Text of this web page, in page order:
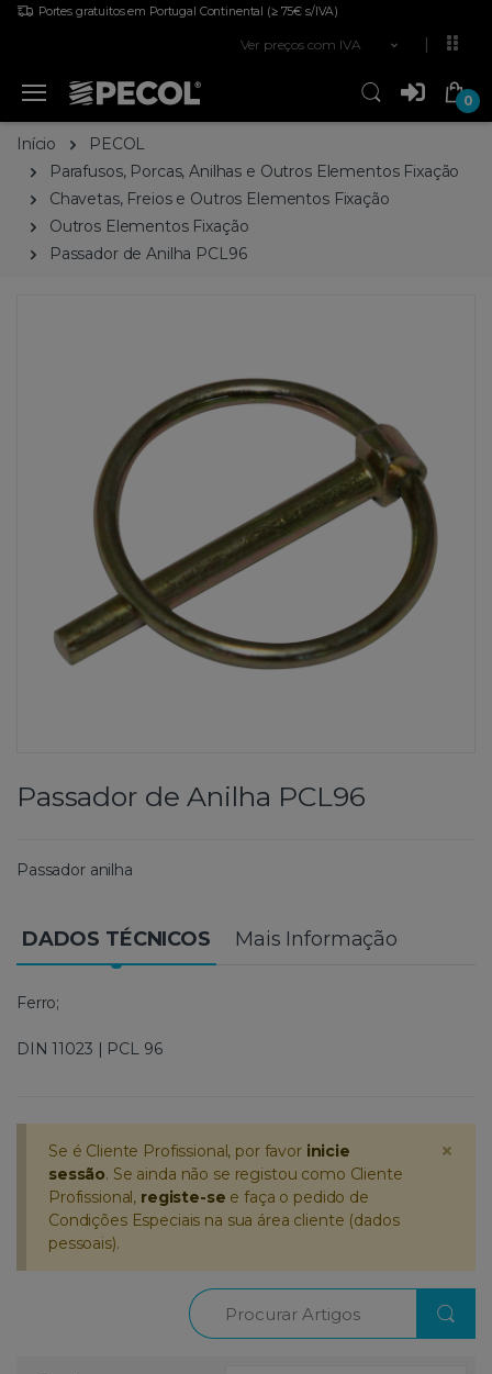
Portes gratuitos em Portugal Continental (≥ 75€ s/IVA)
Ver preços com IVA
0
Início
PECOL
Parafusos, Porcas, Anilhas e Outros Elementos Fixação
Chavetas, Freios e Outros Elementos Fixação
Outros Elementos Fixação
Passador de Anilha PCL96
Passador de Anilha PCL96
Passador anilha
DADOS TÉCNICOS Mais Informação
Ferro;
DIN 11023 | PCL 96
×
Se é Cliente Profissional, por favor inicie
sessão. Se ainda não se registou como Cliente
Profissional, registe-se e faça o pedido de
Condições Especiais na sua área cliente (dados
pessoais).
Procurar